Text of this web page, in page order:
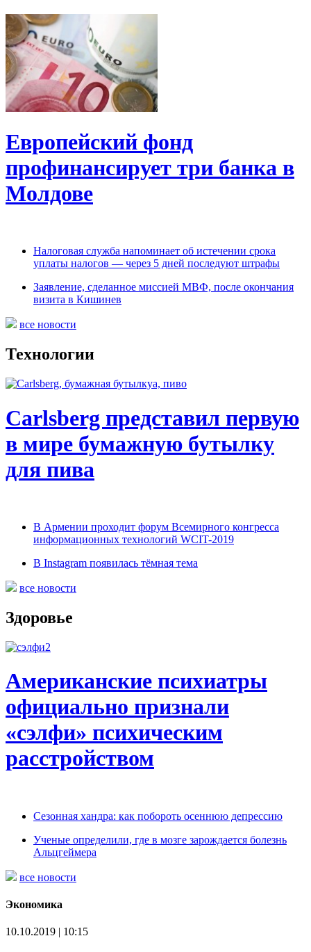
Европейский фонд
профинансирует три банка в
Молдове
Налоговая служба напоминает об истечении срока
уплаты налогов — через 5 дней последуют штрафы
Заявление, сделанное миссией МВФ, после окончания
визита в Кишинев
все новости
Технологии
Carlsberg представил первую
в мире бумажную бутылку
для пива
В Армении проходит форум Всемирного конгресса
информационных технологий WCIT-2019
В Instagram появилась тёмная тема
все новости
Здоровье
Американские психиатры
официально признали
«сэлфи» психическим
расстройством
Сезонная хандра: как побороть осеннюю депрессию
Ученые определили, где в мозге зарождается болезнь
Альцгеймера
все новости
Экономика
10.10.2019 | 10:15